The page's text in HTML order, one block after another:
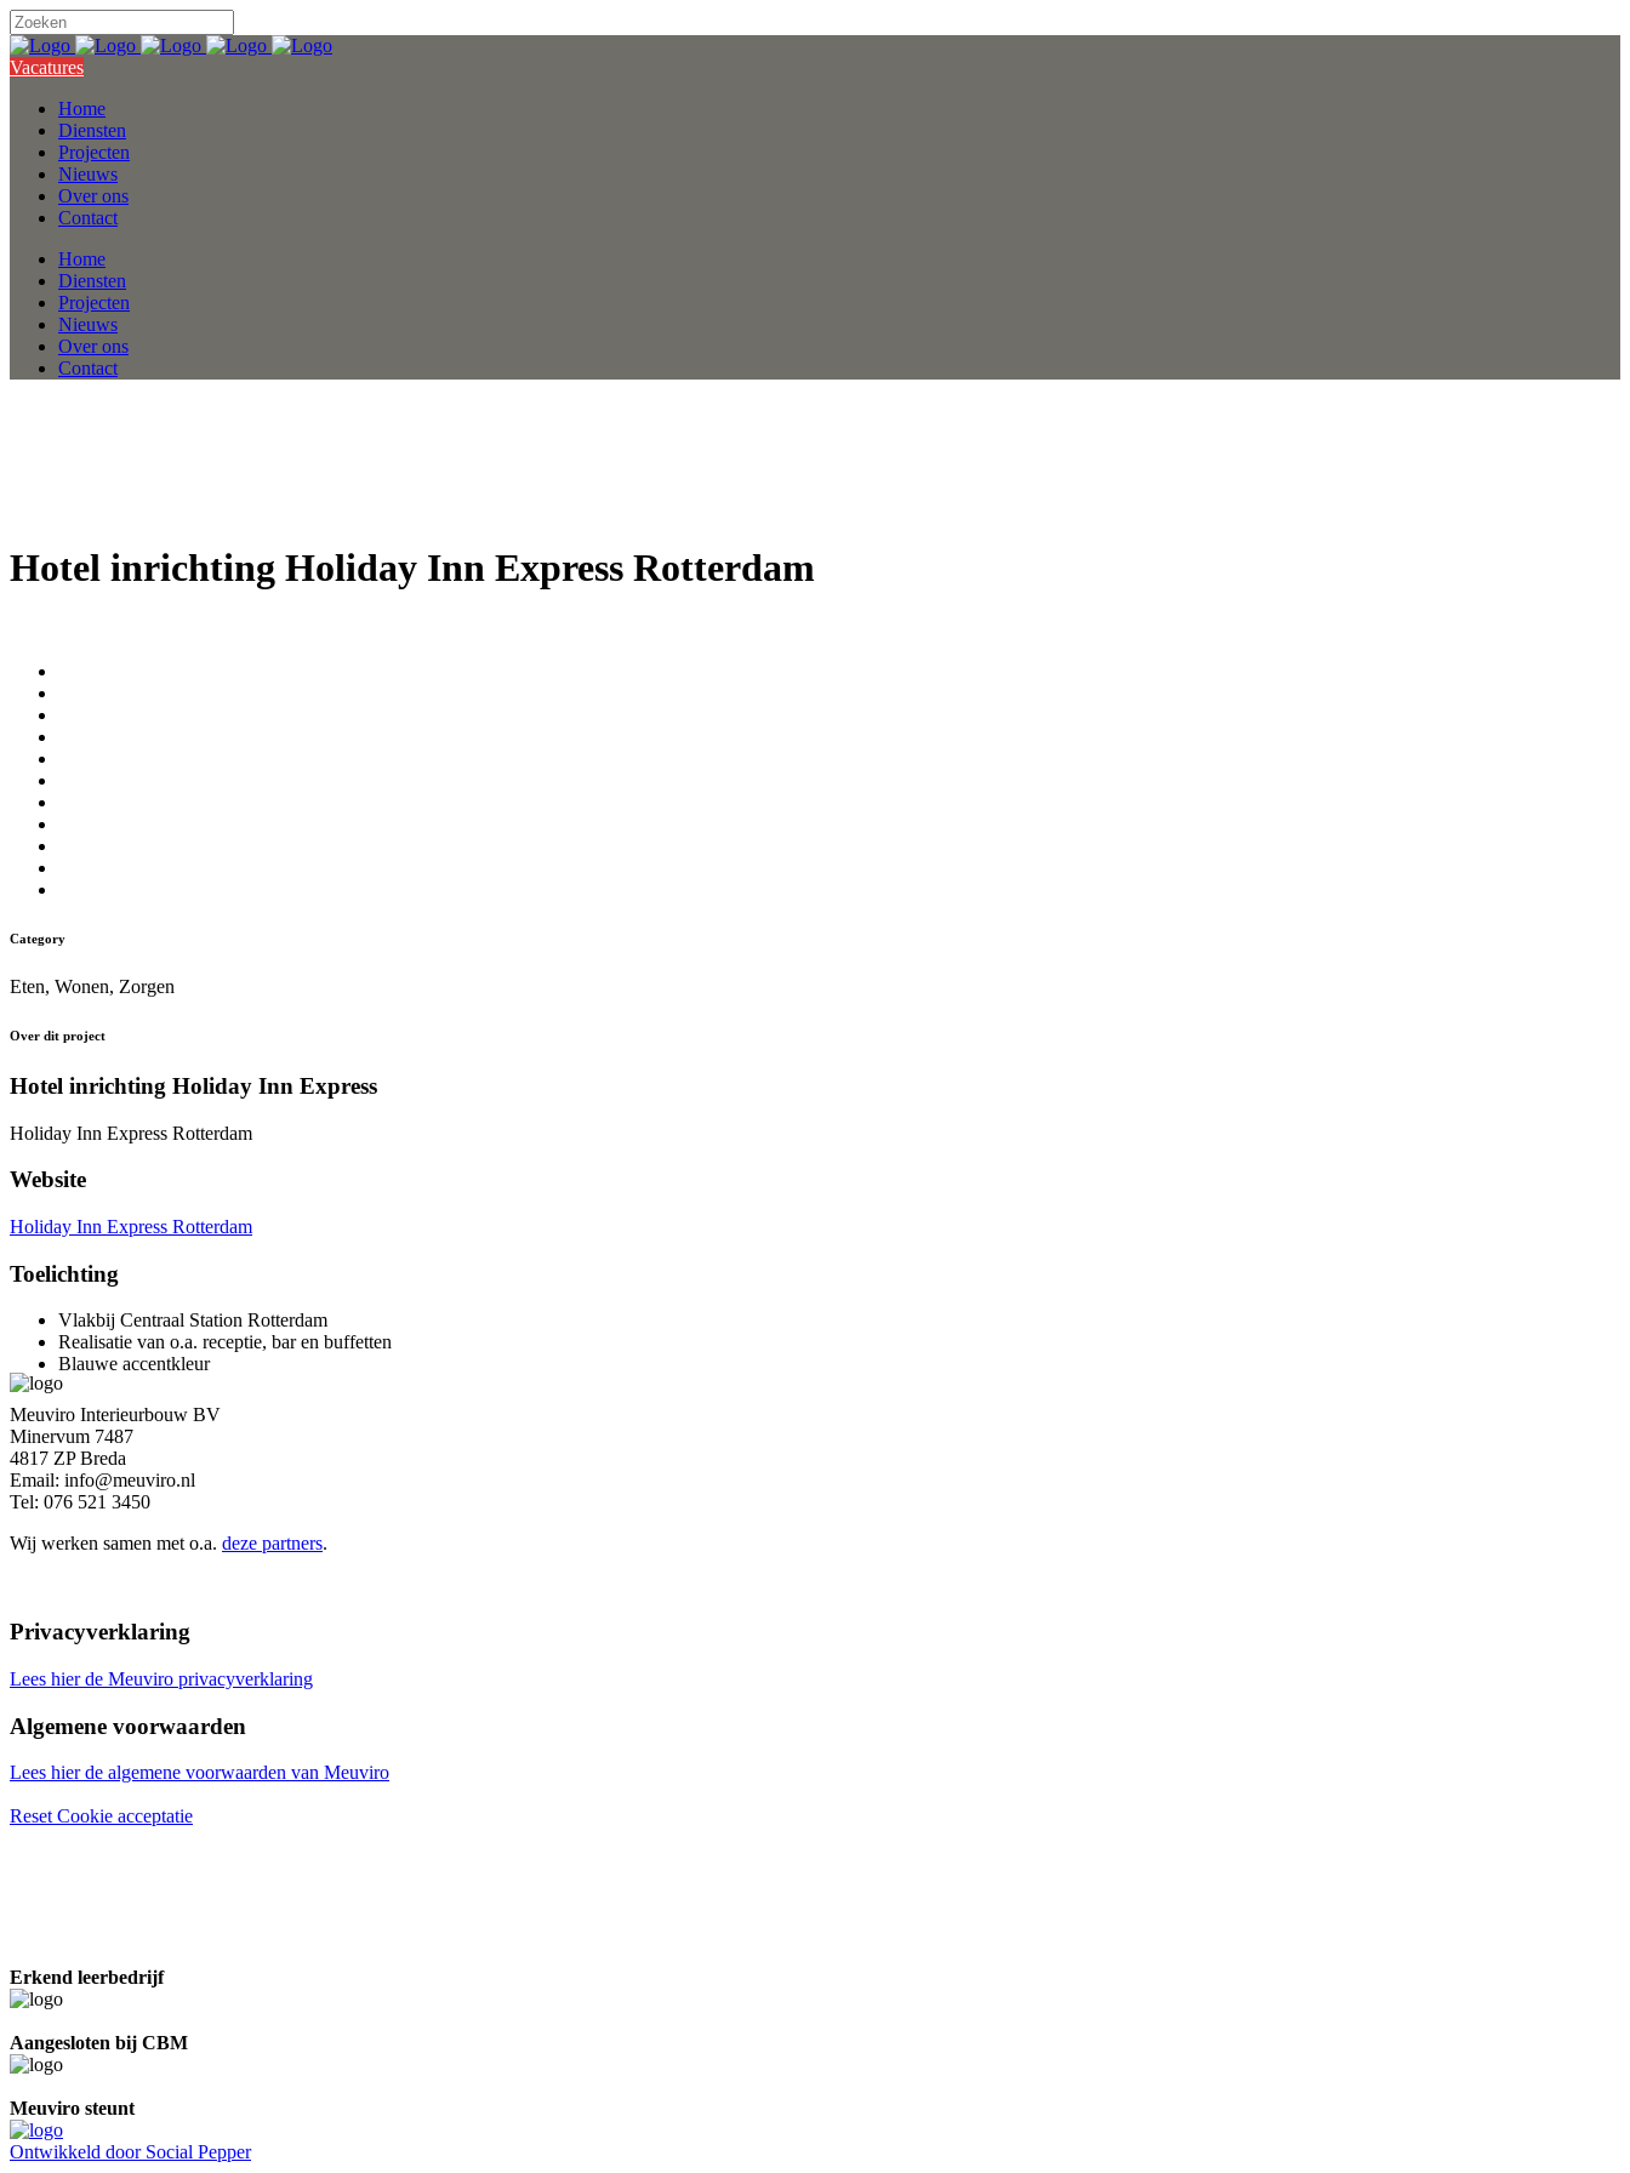
Vacatures
Home
Diensten
Projecten
Nieuws
Over ons
Contact
Home
Diensten
Projecten
Nieuws
Over ons
Contact
Hotel inrichting Holiday Inn Express Rotterdam
Category
Eten, Wonen, Zorgen
Over dit project
Hotel inrichting Holiday Inn Express
Holiday Inn Express Rotterdam
Website
Holiday Inn Express Rotterdam
Toelichting
Vlakbij Centraal Station Rotterdam
Realisatie van o.a. receptie, bar en buffetten
Blauwe accentkleur
Meuviro Interieurbouw BV
Minervum 7487
4817 ZP Breda
Email: info@meuviro.nl
Tel: 076 521 3450
Wij werken samen met o.a. deze partners.
Privacyverklaring
Lees hier de Meuviro privacyverklaring
Algemene voorwaarden
Lees hier de algemene voorwaarden van Meuviro
Reset Cookie acceptatie
Erkend leerbedrijf
Aangesloten bij CBM
Meuviro steunt
Ontwikkeld door Social Pepper